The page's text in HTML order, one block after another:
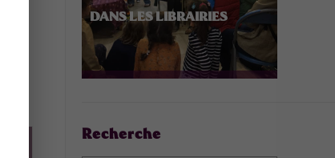
DANS LES LIBRAIRIES
Recherche